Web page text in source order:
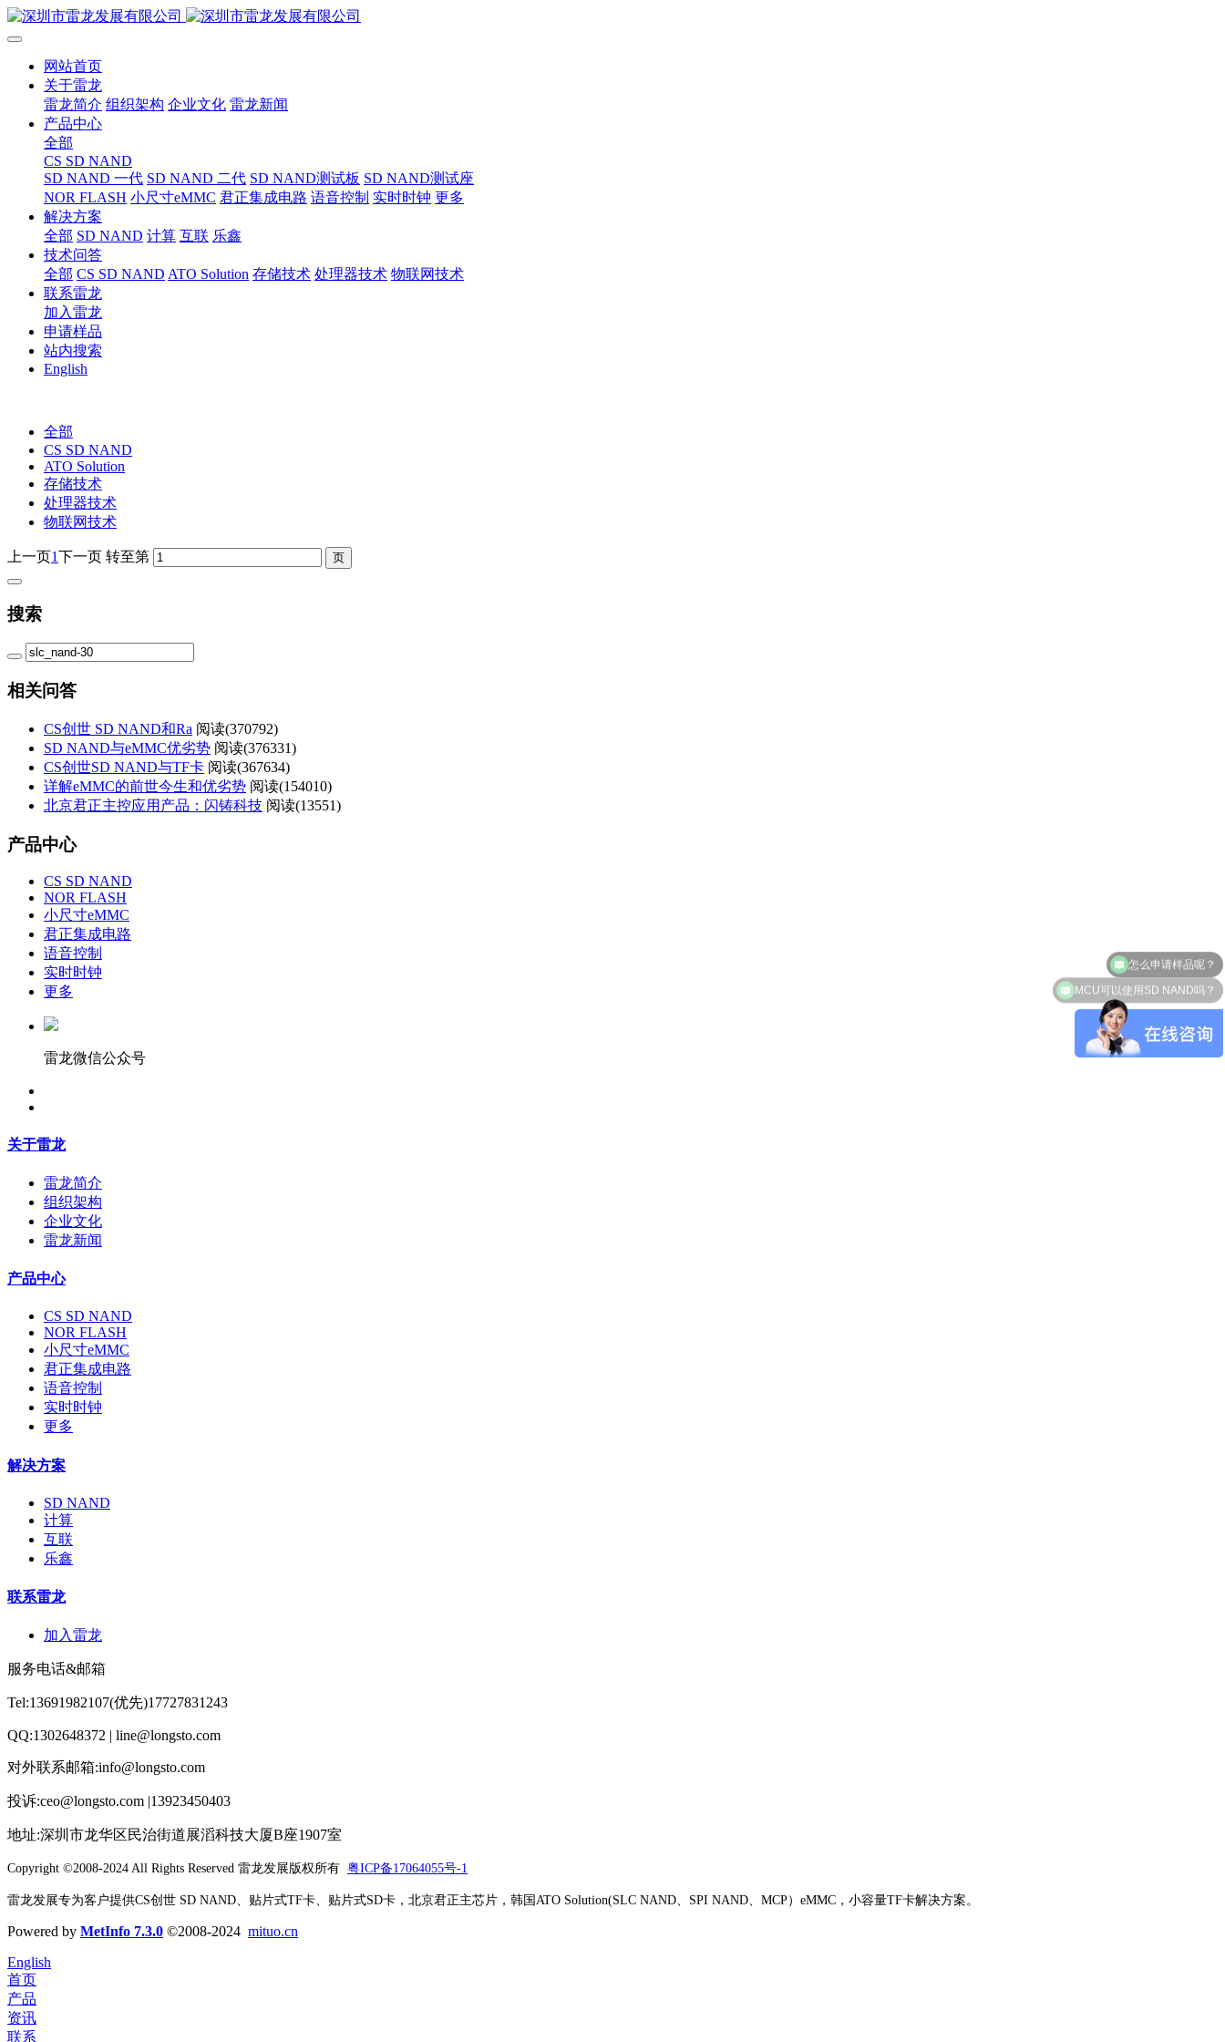
网站首页
关于雷龙
雷龙简介 组织架构 企业文化 雷龙新闻
产品中心
全部
CS SD NAND
SD NAND 一代 SD NAND 二代 SD NAND测试板 SD NAND测试座
NOR FLASH 小尺寸eMMC 君正集成电路 语音控制 实时时钟 更多
解决方案
全部 SD NAND 计算 互联 乐鑫
技术问答
全部 CS SD NAND ATO Solution 存储技术 处理器技术 物联网技术
联系雷龙
加入雷龙
申请样品
站内搜索
English
全部
CS SD NAND
ATO Solution
存储技术
处理器技术
物联网技术
上一页1下一页 转至第
搜索
相关问答
CS创世 SD NAND和Ra 阅读(370792)
SD NAND与eMMC优劣势 阅读(376331)
CS创世SD NAND与TF卡 阅读(367634)
详解eMMC的前世今生和优劣势 阅读(154010)
北京君正主控应用产品：闪铸科技 阅读(13551)
产品中心
CS SD NAND
NOR FLASH
小尺寸eMMC
君正集成电路
语音控制
实时时钟
更多
雷龙微信公众号
关于雷龙
雷龙简介
组织架构
企业文化
雷龙新闻
产品中心
CS SD NAND
NOR FLASH
小尺寸eMMC
君正集成电路
语音控制
实时时钟
更多
解决方案
SD NAND
计算
互联
乐鑫
联系雷龙
加入雷龙
服务电话&邮箱
Tel:13691982107(优先)17727831243
QQ:1302648372 | line@longsto.com
对外联系邮箱:info@longsto.com
投诉:ceo@longsto.com |13923450403
地址:深圳市龙华区民治街道展滔科技大厦B座1907室
Copyright ©2008-2024 All Rights Reserved 雷龙发展版权所有 粤ICP备17064055号-1
雷龙发展专为客户提供CS创世 SD NAND、贴片式TF卡、贴片式SD卡，北京君正主芯片，韩国ATO Solution(SLC NAND、SPI NAND、MCP）eMMC，小容量TF卡解决方案。
Powered by MetInfo 7.3.0 ©2008-2024 mituo.cn
English
首页
产品
资讯
联系
MCU可以使用SD NAND吗？